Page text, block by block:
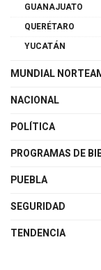
GUANAJUATO
QUERÉTARO
YUCATÁN
MUNDIAL
NACIONAL
POLÍTICA
PROGRAMAS DE
PUEBLA
SEGURIDAD
TENDENCIA